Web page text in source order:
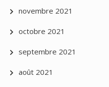
novembre 2021
octobre 2021
septembre 2021
août 2021